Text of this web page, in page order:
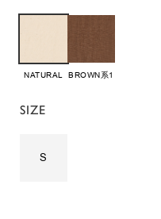
NATURAL BROWN系1
SIZE
S